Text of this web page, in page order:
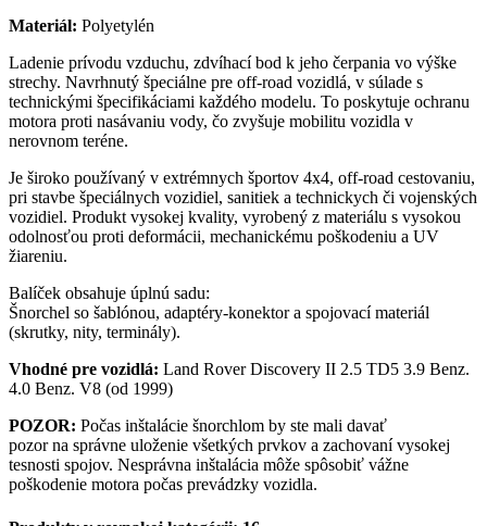
Materiál: Polyetylén
Ladenie prívodu vzduchu, zdvíhací bod k jeho čerpania vo výške
strechy. Navrhnutý špeciálne pre off-road vozidlá, v súlade s
technickými špecifikáciami každého modelu. To poskytuje ochranu
motora proti nasávaniu vody, čo zvyšuje mobilitu vozidla v
nerovnom teréne.
Je široko používaný v extrémnych športov 4x4, off-road cestovaniu,
pri stavbe špeciálnych vozidiel, sanitiek a technickych či vojenských
vozidiel. Produkt vysokej kvality, vyrobený z materiálu s vysokou
odolnosťou proti deformácii, mechanickému poškodeniu a UV
žiareniu.
Balíček obsahuje úplnú sadu:
Šnorchel so šablónou, adaptéry-konektor a spojovací materiál
(skrutky, nity, terminály).
Vhodné pre vozidlá: Land Rover Discovery II 2.5 TD5 3.9 Benz.
4.0 Benz. V8 (od 1999)
POZOR: Počas inštalácie šnorchlom by ste mali davať
pozor na správne uloženie všetkých prvkov a zachovaní vysokej
tesnosti spojov. Nesprávna inštalácia môže spôsobiť vážne
poškodenie motora počas prevádzky vozidla.